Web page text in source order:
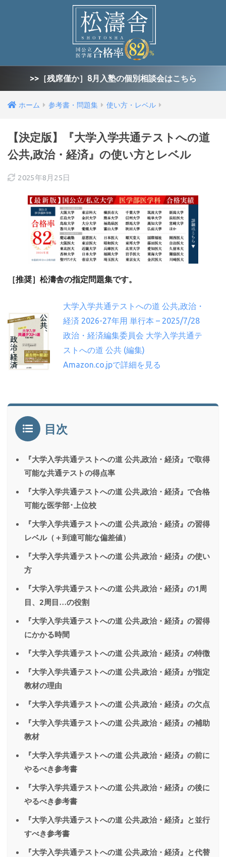
>>［残席僅か］8月入塾の個別相談会はこちら
ホーム 参考書・問題集 使い方・レベル
【決定版】『大学入学共通テストへの道
公共,政治・経済』の使い方とレベル
2025年8月25日
［推奨］松濤舎の指定問題集です。
大学入学共通テストへの道 公共,政治・
経済 2026-27年用 単行本 – 2025/7/28
政治・経済編集委員会 大学入学共通テ
ストへの道 公共 (編集)
Amazon.co.jpで詳細を見る
目次
『大学入学共通テストへの道 公共,政治・経済』で取得
可能な共通テストの得点率
『大学入学共通テストへの道 公共,政治・経済』で合格
可能な医学部･上位校
『大学入学共通テストへの道 公共,政治・経済』の習得
レベル（＋到達可能な偏差値）
『大学入学共通テストへの道 公共,政治・経済』の使い
方
『大学入学共通テストへの道 公共,政治・経済』の1周
目、2周目…の役割
『大学入学共通テストへの道 公共,政治・経済』の習得
にかかる時間
『大学入学共通テストへの道 公共,政治・経済』の特徴
『大学入学共通テストへの道 公共,政治・経済』が指定
教材の理由
『大学入学共通テストへの道 公共,政治・経済』の欠点
『大学入学共通テストへの道 公共,政治・経済』の補助
教材
『大学入学共通テストへの道 公共,政治・経済』の前に
やるべき参考書
『大学入学共通テストへの道 公共,政治・経済』の後に
やるべき参考書
『大学入学共通テストへの道 公共,政治・経済』と並行
すべき参考書
『大学入学共通テストへの道 公共,政治・経済』と代替